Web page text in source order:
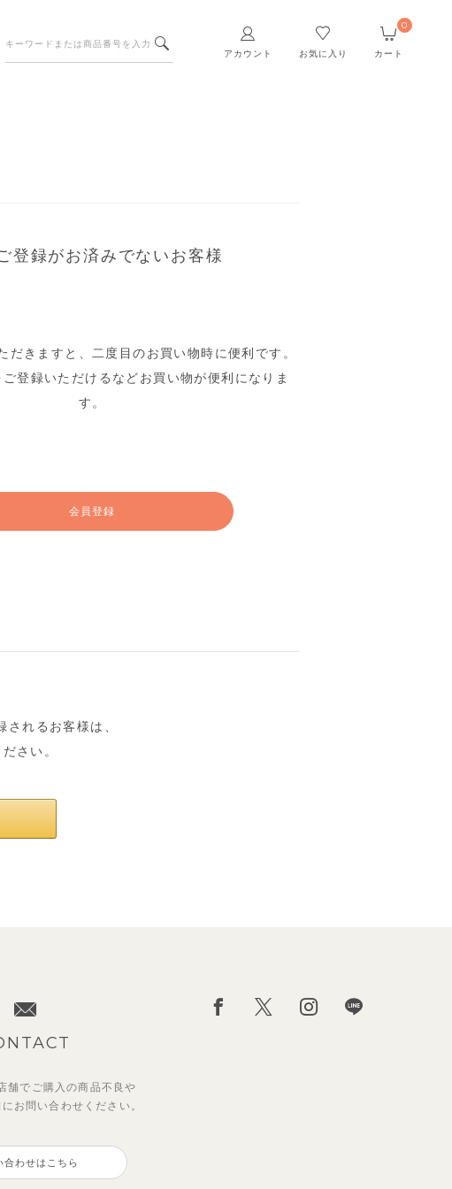
アカウント お気に入り カート
0
登録がお済みでないお客様
だきますと、二度目のお買い物時に便利です。
登録いただけるなどお買い物が便利になりま
す。
会員登録
れるお客様は、
さい。
舗でご購入の商品不良や
お問い合わせください。
合わせはこちら